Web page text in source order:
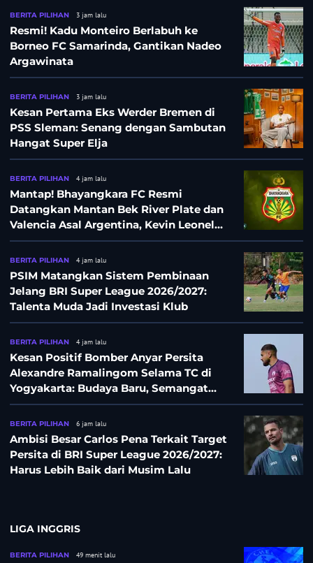
BERITA PILIHAN 3 jam lalu
Resmi! Kadu Monteiro Berlabuh ke
Borneo FC Samarinda, Gantikan Nadeo
Argawinata
BERITA PILIHAN 3 jam lalu
Kesan Pertama Eks Werder Bremen di
PSS Sleman: Senang dengan Sambutan
Hangat Super Elja
BERITA PILIHAN 4 jam lalu
Mantap! Bhayangkara FC Resmi
Datangkan Mantan Bek River Plate dan
Valencia Asal Argentina, Kevin Leonel
Sibille
BERITA PILIHAN 4 jam lalu
PSIM Matangkan Sistem Pembinaan
Jelang BRI Super League 2026/2027:
Talenta Muda Jadi Investasi Klub
BERITA PILIHAN 4 jam lalu
Kesan Positif Bomber Anyar Persita
Alexandre Ramalingom Selama TC di
Yogyakarta: Budaya Baru, Semangat
Baru!
BERITA PILIHAN 6 jam lalu
Ambisi Besar Carlos Pena Terkait Target
Persita di BRI Super League 2026/2027:
Harus Lebih Baik dari Musim Lalu
LIGA INGGRIS
BERITA PILIHAN 49 menit lalu